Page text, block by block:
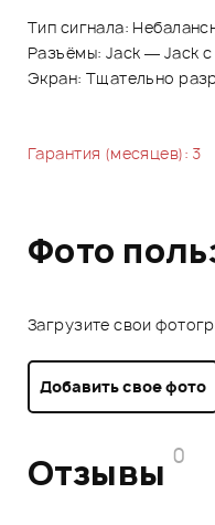
Тип сигнала:
Разъёмы: Jack — Jack
Экран: Тщательно
Гарантия (месяцев): 3
Фото
Загрузите свои
Добавить свое фото
Отзывы 0